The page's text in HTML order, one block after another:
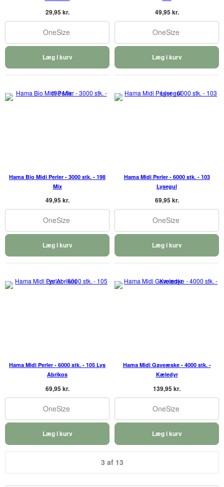
29,95 kr.
OneSize
Læg i kurv
49,95 kr.
OneSize
Læg i kurv
Hama Bio Midi Perler - 3000 stk. - 198
Mix
49,95 kr.
OneSize
Læg i kurv
Hama Midi Perler - 6000 stk. - 103
Lysegul
69,95 kr.
OneSize
Læg i kurv
Hama Midi Perler - 6000 stk. - 105 Lys
Abrikos
69,95 kr.
OneSize
Læg i kurv
Hama Midi Gaveæske - 4000 stk. -
Kæledyr
139,95 kr.
OneSize
Læg i kurv
3 af 13